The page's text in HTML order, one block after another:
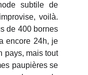
subtile de
voilà.
de 400 bornes
encore 24h, je
pays, mais tout
paupières se